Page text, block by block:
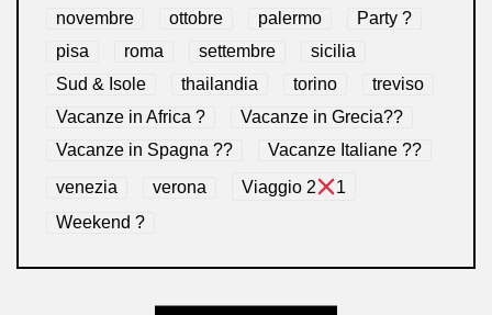
novembre
ottobre palermo
Party ?
pisa
roma settembre
sicilia
Sud & Isole
thailandia torino
treviso
Vacanze in Africa ?
Vacanze in Grecia??
Vacanze in Spagna ??
Vacanze Italiane ??
venezia verona Viaggio 2
1
Weekend ?